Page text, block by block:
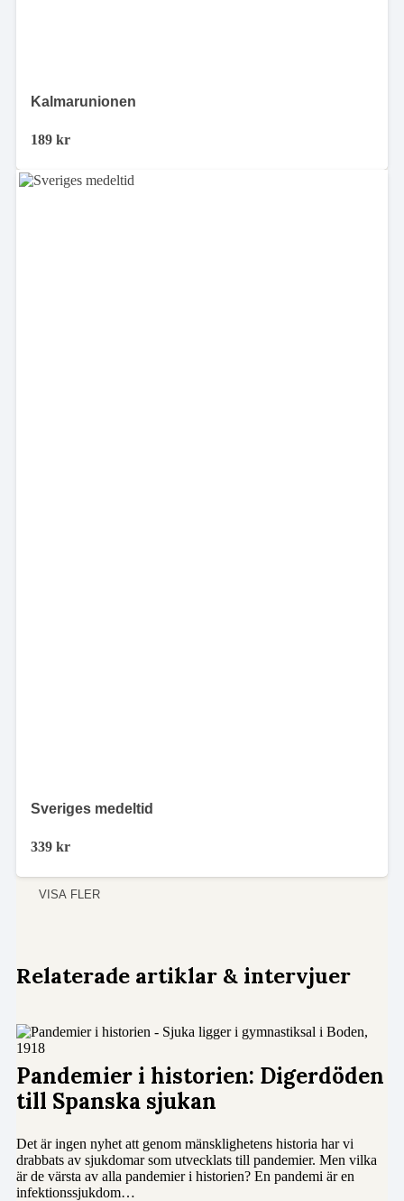
Kalmarunionen
189 kr
Sveriges medeltid
339 kr
VISA FLER
Relaterade artiklar & intervjuer
Pandemier i historien: Digerdöden
till Spanska sjukan
Det är ingen nyhet att genom mänsklighetens historia har vi
drabbats av sjukdomar som utvecklats till pandemier. Men vilka
är de värsta av alla pandemier i historien? En pandemi är en
infektionssjukdom…